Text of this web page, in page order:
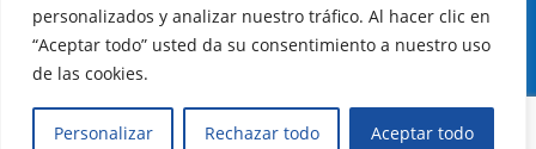
personalizados y analizar nuestro tráfico. Al hacer clic en
“Aceptar todo” usted da su consentimiento a nuestro uso
de las cookies.
Personalizar Rechazar todo Aceptar todo